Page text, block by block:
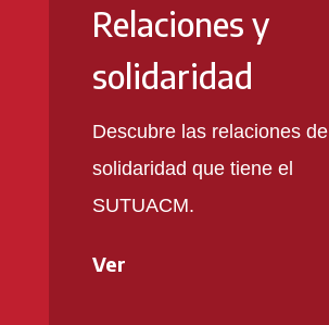
Relaciones y
solidaridad
Descubre las relaciones de
solidaridad que tiene el
SUTUACM.
Ver